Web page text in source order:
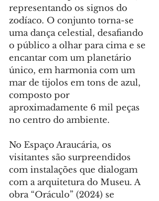
representando os signos do
zodíaco. O conjunto torna-se
uma dança celestial, desafiando
o público a olhar para cima e se
encantar com um planetário
único, em harmonia com um
mar de tijolos em tons de azul,
composto por
aproximadamente 6 mil peças
no centro do ambiente.
No Espaço Araucária, os
visitantes são surpreendidos
com instalações que dialogam
com a arquitetura do Museu. A
obra “Oráculo” (2024) se